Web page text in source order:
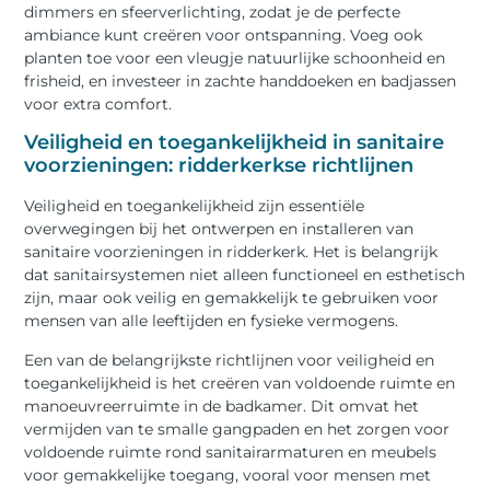
dimmers en sfeerverlichting, zodat je de perfecte
ambiance kunt creëren voor ontspanning. Voeg ook
planten toe voor een vleugje natuurlijke schoonheid en
frisheid, en investeer in zachte handdoeken en badjassen
voor extra comfort.
Veiligheid en toegankelijkheid in sanitaire
voorzieningen: ridderkerkse richtlijnen
Veiligheid en toegankelijkheid zijn essentiële
overwegingen bij het ontwerpen en installeren van
sanitaire voorzieningen in ridderkerk. Het is belangrijk
dat sanitairsystemen niet alleen functioneel en esthetisch
zijn, maar ook veilig en gemakkelijk te gebruiken voor
mensen van alle leeftijden en fysieke vermogens.
Een van de belangrijkste richtlijnen voor veiligheid en
toegankelijkheid is het creëren van voldoende ruimte en
manoeuvreerruimte in de badkamer. Dit omvat het
vermijden van te smalle gangpaden en het zorgen voor
voldoende ruimte rond sanitairarmaturen en meubels
voor gemakkelijke toegang, vooral voor mensen met